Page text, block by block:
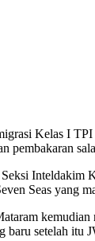
Kelas I TPI
pembakaran
Seas yang
baru setelah